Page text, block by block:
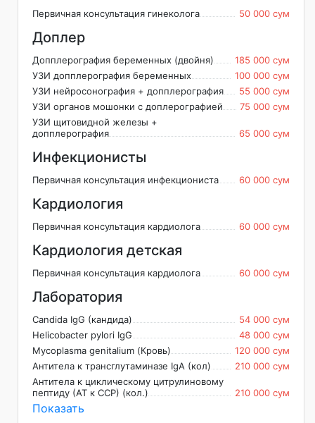
Первичная консультация гинеколога 50 000 сум
Доплер
Допплерография беременных (двойня)
185 000 сум
УЗИ допплерография беременных
100 000 сум
УЗИ нейросонография + допплерография
55 000 сум
УЗИ органов мошонки с доплерографией
75 000 сум
УЗИ щитовидной железы +
допплерография
65 000 сум
Инфекционисты
Первичная консультация инфекциониста 60 000 сум
Кардиология
Первичная консультация кардиолога 60 000 сум
Кардиология детская
Первичная консультация кардиолога 60 000 сум
Лаборатория
Candida IgG (кандида)
54 000 сум
Helicobacter pylori IgG
48 000 сум
Mycoplasma genitalium (Кровь)
120 000 сум
Антитела к трансглутаминазе IgA (кол)
210 000 сум
Антитела к циклическому цитрулиновому
пептиду (АТ к ССР) (кол.)
210 000 сум
Показать